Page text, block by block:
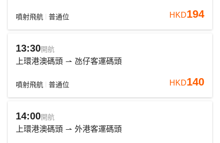
噴射飛航 普通位 HKD194
13:30開航
上環港澳碼頭 氹仔客運碼頭
噴射飛航 普通位 HKD140
14:00開航
上環港澳碼頭 外港客運碼頭